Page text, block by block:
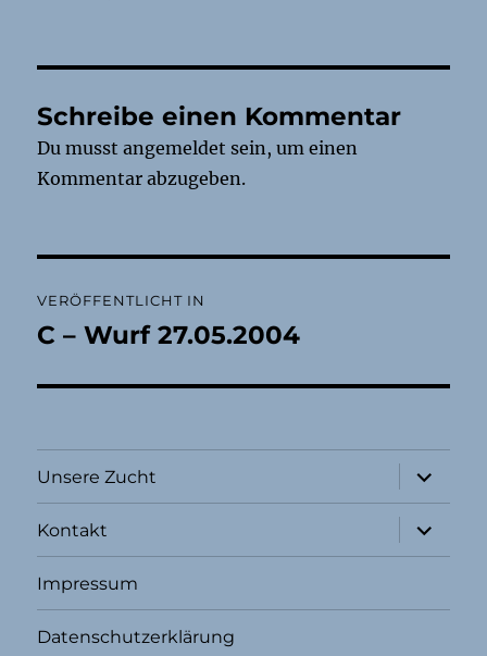
Schreibe einen Kommentar
Du musstangemeldet sein, um einen
Kommentar abzugeben.
VERÖFFENTLICHT IN
C – Wurf 27.05.2004
Unsere Zucht
öffnen
Kontakt
öffnen
Impressum
Datenschutzerklärung